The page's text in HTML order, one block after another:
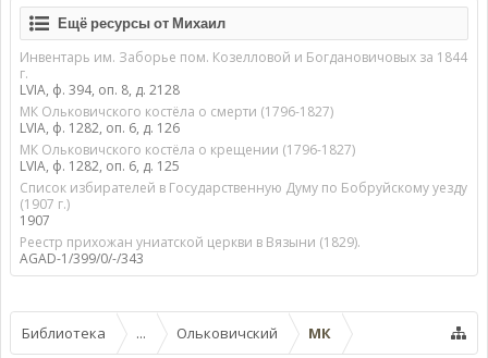
Ещё ресурсы от Михаил
Инвентарь им. Заборье пом. Козелловой и Богдановичовых за 1844
г.
LVIA, ф. 394, оп. 8, д. 2128
МК Ольковичского костёла о смерти (1796-1827)
LVIA, ф. 1282, оп. 6, д. 126
МК Ольковичского костёла о крещении (1796-1827)
LVIA, ф. 1282, оп. 6, д. 125
Список избирателей в Государственную Думу по Бобруйскому уезду
(1907 г.)
1907
Реестр прихожан униатской церкви в Вязыни (1829).
AGAD-1/399/0/-/343
Библиотека ... Ольковичский МК